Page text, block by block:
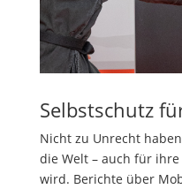
Selbstschutz
Nicht zu Unrecht
die Welt – auch für
wird. Berichte über